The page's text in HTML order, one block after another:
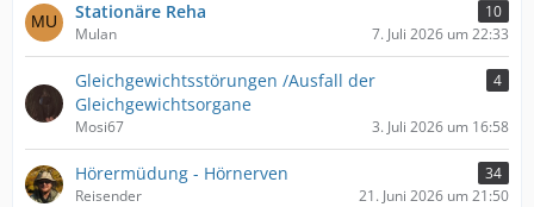
Stationäre Reha
10
Mulan
7. Juli 2026 um 22:33
Gleichgewichtsstörungen /Ausfall der
Gleichgewichtsorgane
4
Mosi67 3. Juli 2026 um 16:58
Hörermüdung - Hörnerven
34
Reisender
21. Juni 2026 um 21:50